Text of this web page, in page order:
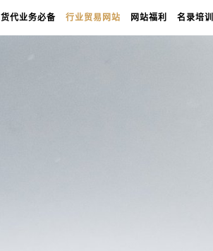
货代业务必备 行业贸易网站 网站福利 名录培训